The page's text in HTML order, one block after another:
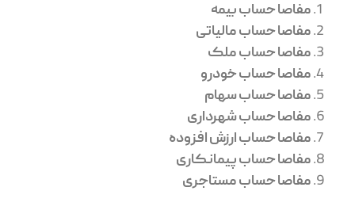
مفاصا حساب بیمه
مفاصا حساب مالیاتی
مفاصا حساب ملک
مفاصا حساب خودرو
مفاصا حساب سهام
مفاصا حساب شهرداری
مفاصا حساب ارزش افزوده
مفاصا حساب پیمانکاری
مفاصا حساب مستاجری